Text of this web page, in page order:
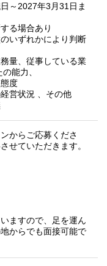
～2027年3月31日ま
る場合あり
ずれかにより判断
、従事している業
能力、
度
営状況 、その他
からご応募くださ
せていただきます。
ますので、足を運ん
からでも面接可能で